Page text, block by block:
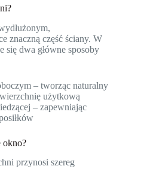
znaczną część ściany. W
się dwa główne sposoby
– tworząc naturalny
użytkową
– zapewniając
okno?
przynosi szereg